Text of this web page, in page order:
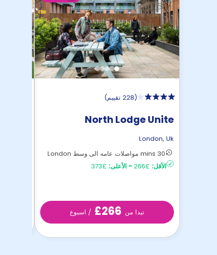
(228 تقييم )
North Lodge Unite
London, Uk
30 mins مواصلات عامه الى وسط London
الأقل: £266
- الأعلى: £373
تبدا من £266 / اسبوع